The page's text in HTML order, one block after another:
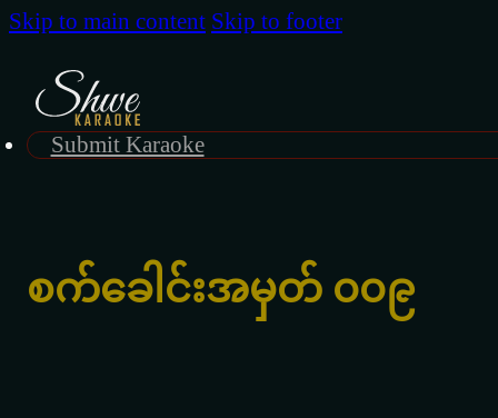
Skip to main content Skip to footer
Submit Karaoke
စက်ခေါင်းအမှတ် ၀၀၉